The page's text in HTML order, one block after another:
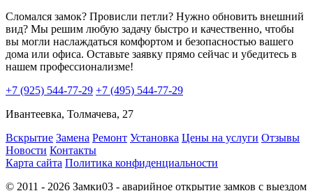
Сломался замок? Провисли петли? Нужно обновить внешний
вид? Мы решим любую задачу быстро и качественно, чтобы
вы могли наслаждаться комфортом и безопасностью вашего
дома или офиса. Оставьте заявку прямо сейчас и убедитесь в
нашем профессионализме!
+7 (925) 544-77-29 +7 (495) 544-77-29
Ивантеевка, Толмачева, 27
Вскрытие Замена Ремонт Установка Цены на услуги Отзывы
Новости Контакты
Карта сайта Политика конфиденциальности
© 2011 - 2026 Замки03 - аварийное открытие замков с выездом